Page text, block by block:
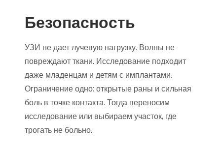
Безопасность
УЗИ не дает лучевую нагрузку. Волны не
повреждают ткани. Исследование подходит
даже младенцам и детям с имплантами.
Ограничение одно: открытые раны и сильная
боль в точке контакта. Тогда переносим
исследование или выбираем участок, где
трогать не больно.